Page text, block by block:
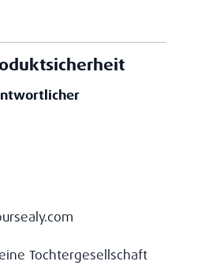
Tochtergesellschaft